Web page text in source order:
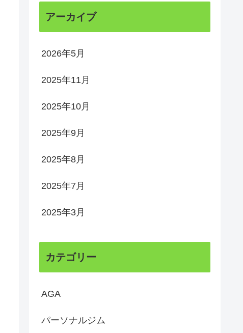
アーカイブ
2026年5月
2025年11月
2025年10月
2025年9月
2025年8月
2025年7月
2025年3月
カテゴリー
AGA
パーソナルジム